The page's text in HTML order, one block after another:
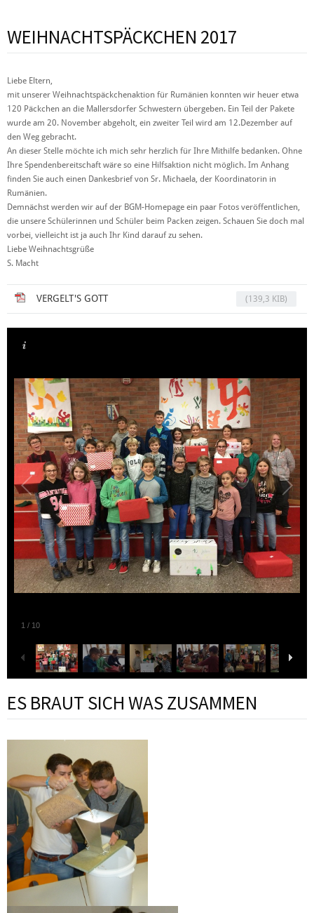
WEIHNACHTSPÄCKCHEN 2017
Liebe Eltern,
mit unserer Weihnachtspäckchenaktion für Rumänien konnten wir heuer etwa
120 Päckchen an die Mallersdorfer Schwestern übergeben. Ein Teil der Pakete
wurde am 20. November abgeholt, ein zweiter Teil wird am 12.Dezember auf
den Weg gebracht.
An dieser Stelle möchte ich mich sehr herzlich für Ihre Mithilfe bedanken. Ohne
Ihre Spendenbereitschaft wäre so eine Hilfsaktion nicht möglich. Im Anhang
finden Sie auch einen Dankesbrief von Sr. Michaela, der Koordinatorin in
Rumänien.
Demnächst werden wir auf der BGM-Homepage ein paar Fotos veröffentlichen,
die unsere Schülerinnen und Schüler beim Packen zeigen. Schauen Sie doch mal
vorbei, vielleicht ist ja auch Ihr Kind darauf zu sehen.
Liebe Weihnachtsgrüße
S. Macht
VERGELT'S GOTT (139,3 KIB)
1 / 10
ES BRAUT SICH WAS ZUSAMMEN